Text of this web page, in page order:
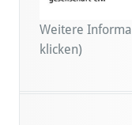
Weitere
klicken)